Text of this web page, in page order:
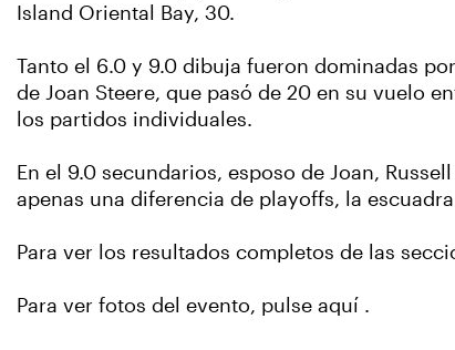
Island Oriental Bay, 30.
Tanto el 6.0 y 9.0 dibuja fueron dominadas
de Joan Steere, que pasó de 20 en su vuelo
los partidos individuales.
En el 9.0 secundarios, esposo de Joan,
apenas una diferencia de playoffs, la
Para ver los resultados completos de las
Para ver fotos del evento, pulse aquí .